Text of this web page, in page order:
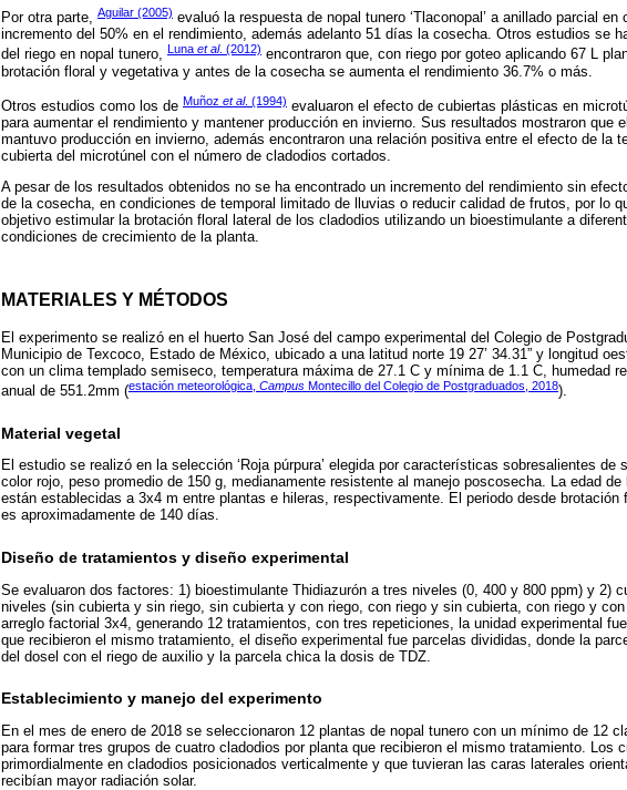
Por otra parte, Aguilar (2005) evaluó la respuesta de nopal tunero ‘Tlaconopal’ a anillado parcial
incremento del 50% en el rendimiento, además adelanto 51 días la cosecha. Otros estudios se
del riego en nopal tunero,
Luna et al. (2012) encontraron que, con riego por goteo aplicando 67 L
brotación floral y vegetativa y antes de la cosecha se aumenta el rendimiento 36.7% o más.
Otros estudios como los de Muñoz et al. (1994) evaluaron el efecto de cubiertas plásticas en
para aumentar el rendimiento y mantener producción en invierno. Sus resultados mostraron que
mantuvo producción en invierno, además encontraron una relación positiva entre el efecto de la
cubierta del microtúnel con el número de cladodios cortados.
A pesar de los resultados obtenidos no se ha encontrado un incremento del rendimiento sin
de la cosecha, en condiciones de temporal limitado de lluvias o reducir calidad de frutos, por lo
objetivo estimular la brotación floral lateral de los cladodios utilizando un bioestimulante a
condiciones de crecimiento de la planta.
MATERIALES Y MÉTODOS
El experimento se realizó en el huerto San José del campo experimental del Colegio de
Municipio de Texcoco, Estado de México, ubicado a una latitud norte 19 27’ 34.31” y longitud
con un clima templado semiseco, temperatura máxima de 27.1 C y mínima de 1.1 C, humedad
anual de 551.2mm (estación meteorológica, Campus Montecillo del Colegio de Postgraduados, 2018).
Material vegetal
El estudio se realizó en la selección ‘Roja púrpura’ elegida por características sobresalientes
color rojo, peso promedio de 150 g, medianamente resistente al manejo poscosecha. La edad
están establecidas a 3x4 m entre plantas e hileras, respectivamente. El periodo desde brotación
es aproximadamente de 140 días.
Diseño de tratamientos y diseño experimental
Se evaluaron dos factores: 1) bioestimulante Thidiazurón a tres niveles (0, 400 y 800 ppm) y 2)
niveles (sin cubierta y sin riego, sin cubierta y con riego, con riego y sin cubierta, con riego y
arreglo factorial 3x4, generando 12 tratamientos, con tres repeticiones, la unidad experimental
que recibieron el mismo tratamiento, el diseño experimental fue parcelas divididas, donde la
del dosel con el riego de auxilio y la parcela chica la dosis de TDZ.
Establecimiento y manejo del experimento
En el mes de enero de 2018 se seleccionaron 12 plantas de nopal tunero con un mínimo de 12
para formar tres grupos de cuatro cladodios por planta que recibieron el mismo tratamiento. Los
primordialmente en cladodios posicionados verticalmente y que tuvieran las caras laterales
recibían mayor radiación solar.